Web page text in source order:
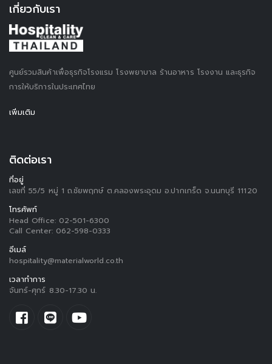
เกี่ยวกับเรา
ศูนย์รวมสินค้าเพื่อธุรกิจโรงแรม โรงพยาบาล ร้านอาหาร โรงงาน และธุรกิจ
การให้บริการในประเทศไทย
เพิ่มเติม
ติดต่อเรา
ที่อยู่
เลขที่ 55/5 หมู่ 1 ถ.ชัยพฤกษ์ ต.คลองพระอุดม อ.ปากเกร็ด จ.นนทบุรี 11120
โทรศัพท์
Head Office: 02-501-6300
Call Center: 062-598-0333
อีเมล์
hospitality@materialworld.co.th
เวลาทำการ
จันทร์-ศุกร์ 8.30-17.30 น.